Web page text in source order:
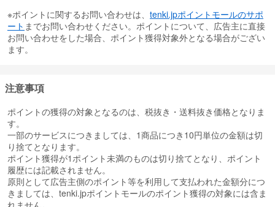
※ポイントに関するお問い合わせは、 tenki.jpポイントモールのサポ
ート までお問い合わせください。ポイントについて、広告主に直接
お問い合わせをした場合、ポイント獲得対象外となる場合がござい
ます。
注意事項
ポイントの獲得の対象となるのは、税抜き・送料抜き価格となりま
す。
一部のサービスにつきましては、1商品につき10円単位の金額は切
り捨てとなります。
ポイント獲得が1ポイント未満のものは切り捨てとなり、ポイント
履歴には記載されません。
原則として広告主側のポイント等を利用して支払われた金額分につ
きましては、tenki.jpポイントモールのポイント獲得の対象には含ま